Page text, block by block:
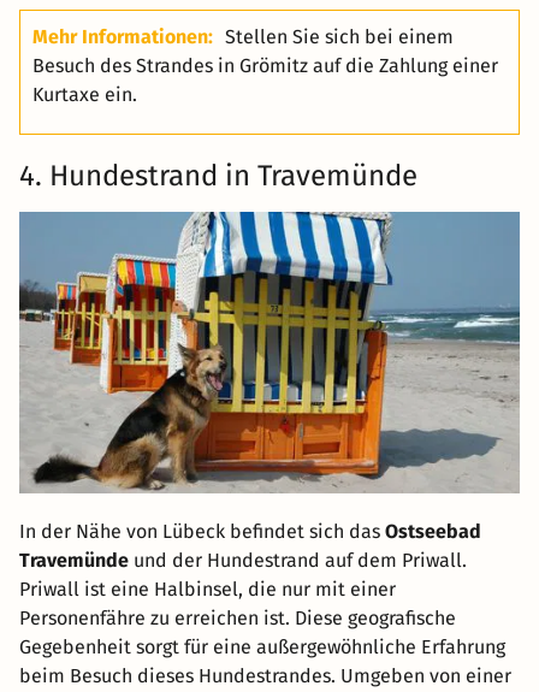
Mehr Informationen: Stellen Sie sich bei einem
Besuch des Strandes in Grömitz auf die Zahlung einer
Kurtaxe ein.
4. Hundestrand in Travemünde
In der Nähe von Lübeck befindet sich das Ostseebad
Travemünde und der Hundestrand auf dem Priwall.
Priwall ist eine Halbinsel, die nur mit einer
Personenfähre zu erreichen ist. Diese geografische
Gegebenheit sorgt für eine außergewöhnliche Erfahrung
beim Besuch dieses Hundestrandes. Umgeben von einer